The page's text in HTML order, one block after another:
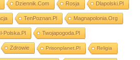
Dziennik.com Rosja Dlapolski.pl
TenPoznan.pl Magnapolonia.org
Polska.pl Twojapogoda.pl
Zdrowie Prisonplanet.pl Religia